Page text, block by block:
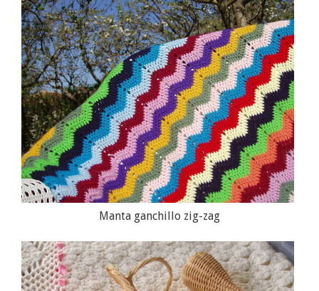
Manta ganchillo zig-zag